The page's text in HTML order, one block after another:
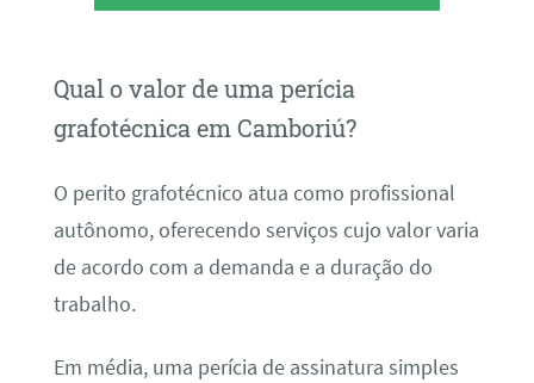
Qual o valor de uma perícia
grafotécnica em Camboriú?
O perito grafotécnico atua como profissional
autônomo, oferecendo serviços cujo valor varia
de acordo com a demanda e a duração do
trabalho.
Em média, uma perícia de assinatura simples